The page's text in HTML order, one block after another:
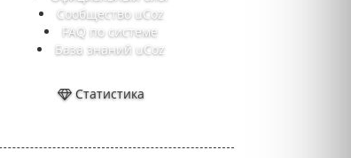
Сообщество uCoz
FAQ по системе
База знаний uCoz
Статистика